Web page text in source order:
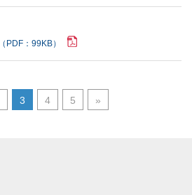
PDF：99KB）
3 4 5 »